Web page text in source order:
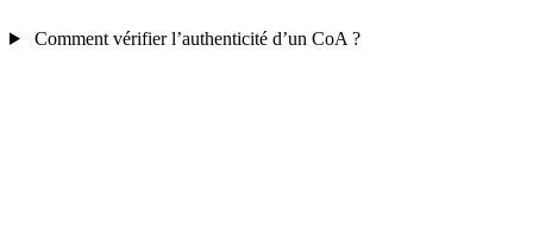
Comment vérifier l’authenticité d’un CoA ?